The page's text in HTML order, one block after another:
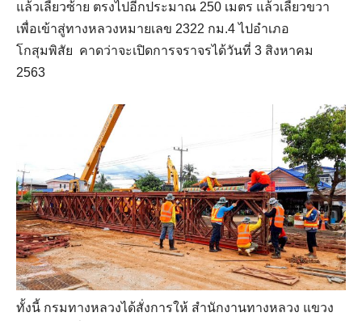
แล้วเลี้ยวซ้าย ตรงไปอีกประมาณ 250 เมตร แล้วเลี้ยวขวา
เพื่อเข้าสู่ทางหลวงหมายเลข 2322 กม.4 ไปอำเภอ
โกสุมพิสัย คาดว่าจะเปิดการจราจรได้วันที่ 3 สิงหาคม
2563
ทั้งนี้ กรมทางหลวงได้สั่งการให้ สำนักงานทางหลวง แขวง